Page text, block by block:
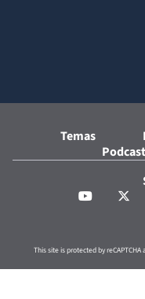
Temas
This site is protected by